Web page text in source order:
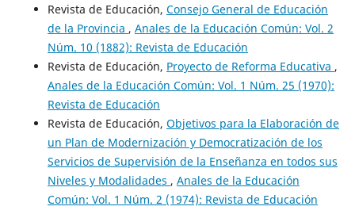
Revista de Educación, Consejo General de Educación
de la Provincia , Anales de la Educación Común: Vol. 2
Núm. 10 (1882): Revista de Educación
Revista de Educación, Proyecto de Reforma Educativa ,
Anales de la Educación Común: Vol. 1 Núm. 25 (1970):
Revista de Educación
Revista de Educación, Objetivos para la Elaboración de
un Plan de Modernización y Democratización de los
Servicios de Supervisión de la Enseñanza en todos sus
Niveles y Modalidades , Anales de la Educación
Común: Vol. 1 Núm. 2 (1974): Revista de Educación